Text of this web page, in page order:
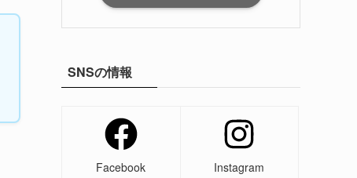
SNSの情報
Facebook Instagram